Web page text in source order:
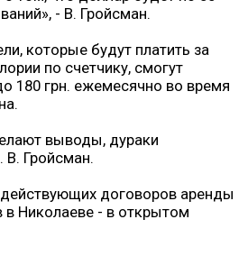
- В. Гройсман.
которые будут платить за
по счетчику, смогут
180 грн. ежемесячно во время
выводы, дураки
В. Гройсман.
договоров аренды
в Николаеве - в открытом